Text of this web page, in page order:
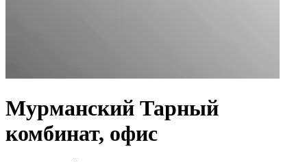
Мурманский Тарный
комбинат, офис